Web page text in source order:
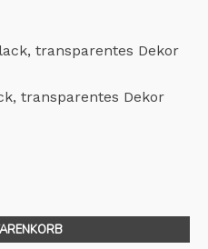
transparentes Dekor